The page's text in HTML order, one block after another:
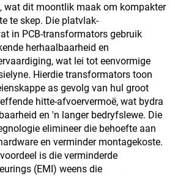
wat dit moontlik maak om kompakter
te skep. Die platvlak-
in PCB-transformators gebruik
herhaalbaarheid en
wat lei tot eenvormige
Hierdie transformators toon
as gevolg van hul groot
hitte-afvoervermoë, wat bydra
en 'n langer bedryfslewe. Die
elimineer die behoefte aan
en verminder montagekoste.
is die verminderde
(EMI) weens die